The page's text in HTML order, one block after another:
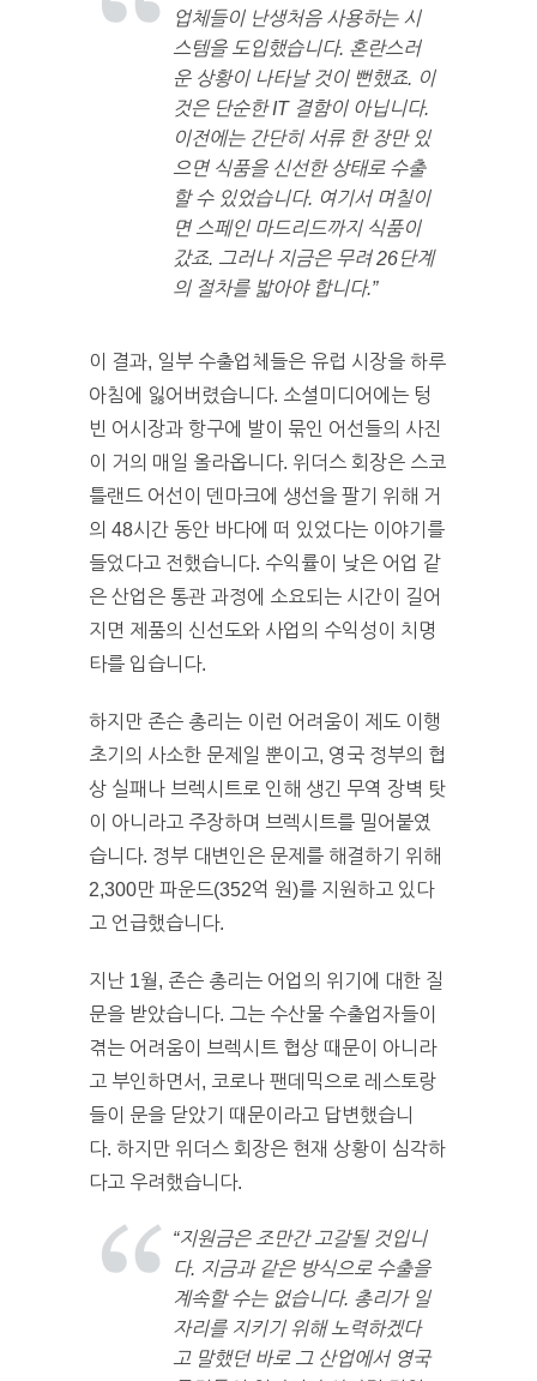
업체들이 난생처음 사용하는 시
스템을 도입했습니다. 혼란스러
운 상황이 나타날 것이 뻔했죠. 이
것은 단순한 IT 결함이 아닙니다.
이전에는 간단히 서류 한 장만 있
으면 식품을 신선한 상태로 수출
할 수 있었습니다. 여기서 며칠이
면 스페인 마드리드까지 식품이
갔죠. 그러나 지금은 무려 26단계
의 절차를 밟아야 합니다.”
이 결과, 일부 수출업체들은 유럽 시장을 하루
아침에 잃어버렸습니다. 소셜미디어에는 텅
빈 어시장과 항구에 발이 묶인 어선들의 사진
이 거의 매일 올라옵니다. 위더스 회장은 스코
틀랜드 어선이 덴마크에 생선을 팔기 위해 거
의 48시간 동안 바다에 떠 있었다는 이야기를
들었다고 전했습니다. 수익률이 낮은 어업 같
은 산업은 통관 과정에 소요되는 시간이 길어
지면 제품의 신선도와 사업의 수익성이 치명
타를 입습니다.
하지만 존슨 총리는 이런 어려움이 제도 이행
초기의 사소한 문제일 뿐이고, 영국 정부의 협
상 실패나 브렉시트로 인해 생긴 무역 장벽 탓
이 아니라고 주장하며 브렉시트를 밀어붙였
습니다. 정부 대변인은 문제를 해결하기 위해
2,300만 파운드(352억 원)를 지원하고 있다
고 언급했습니다.
지난 1월, 존슨 총리는 어업의 위기에 대한 질
문을 받았습니다. 그는 수산물 수출업자들이
겪는 어려움이 브렉시트 협상 때문이 아니라
고 부인하면서, 코로나 팬데믹으로 레스토랑
들이 문을 닫았기 때문이라고 답변했습니
다. 하지만 위더스 회장은 현재 상황이 심각하
다고 우려했습니다.
“지원금은 조만간 고갈될 것입니
다. 지금과 같은 방식으로 수출을
계속할 수는 없습니다. 총리가 일
자리를 지키기 위해 노력하겠다
고 말했던 바로 그 산업에서 영국